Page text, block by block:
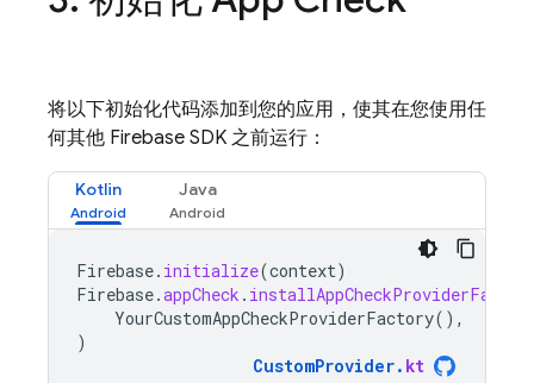
将以下初始化代码添加到您的应用，使其在您使用任
何其他 Firebase SDK 之前运行：
Kotlin Java
Firebase. initialize(context)
Firebase.appCheck .
YourCustomAppCheckProviderFactory(),
)
CustomProvider. kt